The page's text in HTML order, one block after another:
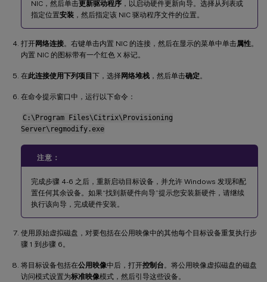
NIC，然后单击更新驱动程序 ，以启动硬件更新向导。选择从列表或
指定位置安装 ，然后指定该 NIC 驱动程序文件的位置。
打开网络连接。右键单击内置 NIC 的连接，然后在显示的菜单中单击属性。
内置 NIC 的图标带有一个红色 X 标记。
在此连接使用下列项目 下，选择网络堆栈 ，然后单击确定。
在命令提示窗口中，运行以下命令：
C:\Program Files\Citrix\Provisioning
Server\regmodify.exe
注意：
完成步骤 4-6 之后，重新启动目标设备，并允许 Windows 发现和配
置任何其余设备。如果“找到新硬件向导”提示您安装新硬件，请继续
执行该向导，完成硬件安装。
使用原始虚拟磁盘，对要包括在公用映像中的其他每个目标设备重复执行步
骤 1 到步骤 6。
将目标设备包括在公用映像中后，打开控制台。将公用映像虚拟磁盘的磁盘
访问模式设置为标准映像模式，然后引导这些设备。